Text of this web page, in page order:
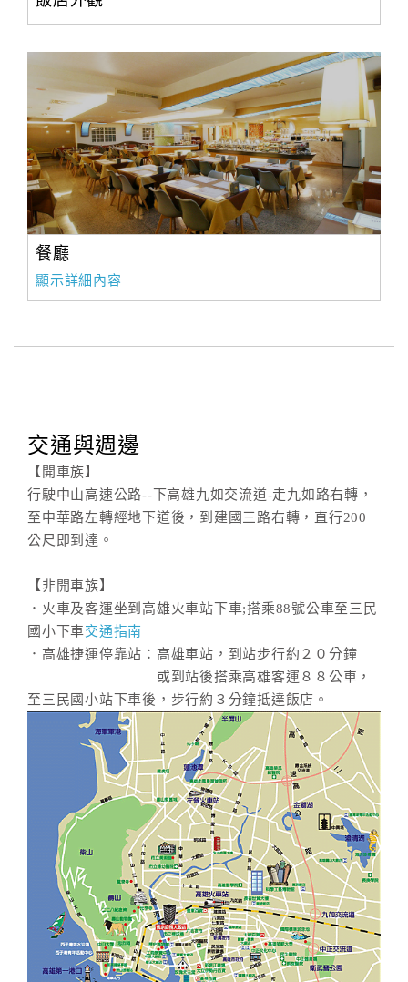
餐廳
顯示詳細內容
交通與週邊
【開車族】
行駛中山高速公路--下高雄九如交流道-走九如路右轉，
至中華路左轉經地下道後，到建國三路右轉，直行200
公尺即到達。
【非開車族】
．火車及客運坐到高雄火車站下車;搭乘88號公車至三民
國小下車交通指南
．高雄捷運停靠站：高雄車站，到站步行約２０分鐘
或到站後搭乘高雄客運８８公車，
至三民國小站下車後，步行約３分鐘抵達飯店。